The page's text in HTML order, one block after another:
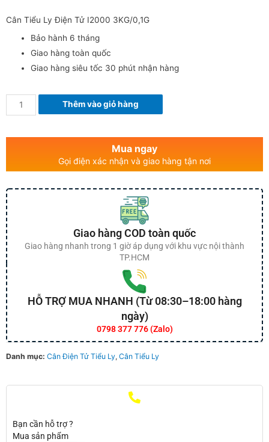
Cân Tiểu Ly Điện Tử I2000 3KG/0,1G
Bảo hành 6 tháng
Giao hàng toàn quốc
Giao hàng siêu tốc 30 phút nhận hàng
Thêm vào giỏ hàng
Mua ngay
Gọi điện xác nhận và giao hàng tận nơi
Giao hàng COD toàn quốc
Giao hàng nhanh trong 1 giờ áp dụng với khu vực nội thành
TP.HCM
HỖ TRỢ MUA NHANH (Từ 08:30–18:00 hàng
ngày)
0798 377 776 (Zalo)
Danh mục: Cân Điện Tử Tiểu Ly, Cân Tiểu Ly
Bạn cần hỗ trợ ?
Mua sản phẩm